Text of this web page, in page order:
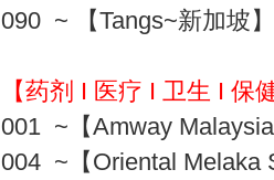
090 ~ 【Tangs~新加坡】
【药剂 I 医疗 I 卫生 I 保
001 ~【Amway
004 ~【Oriental Melaka